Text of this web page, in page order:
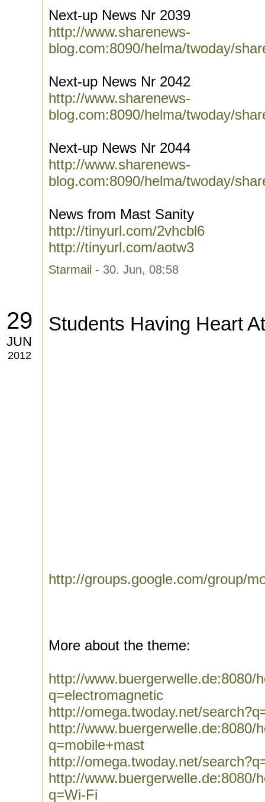
Next-up News Nr 2039
http://www.sharenews-
blog.com:8090/helma/twoday/
Next-up News Nr 2042
http://www.sharenews-
blog.com:8090/helma/twoday/
Next-up News Nr 2044
http://www.sharenews-
blog.com:8090/helma/twoday/
News from Mast Sanity
http://tinyurl.com/2vhcbl6
http://tinyurl.com/aotw3
Starmail - 30. Jun, 08:58
29
JUN
2012
Students Having Heart
http://groups.google.com/group/
More about the theme:
http://www.buergerwelle.de:8080/
q=electromagnetic
http://omega.twoday.net/
http://www.buergerwelle.de:8080/
q=mobile+mast
http://omega.twoday.net/
http://www.buergerwelle.de:8080/
q=Wi-Fi